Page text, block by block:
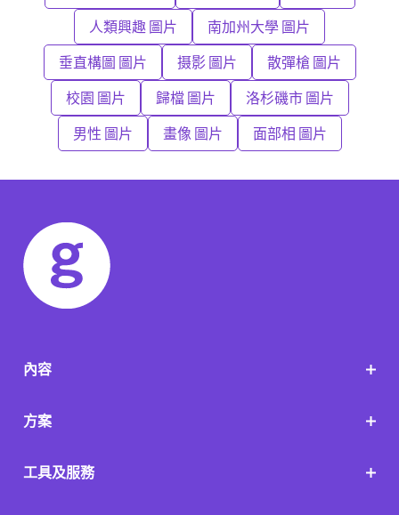
人類興趣 圖片 南加州大學 圖片
垂直構圖 圖片 摄影 圖片 散彈槍 圖片
校園 圖片 歸檔 圖片 洛杉磯市 圖片
男性 圖片 畫像 圖片 面部相 圖片
內容
方案
工具及服務